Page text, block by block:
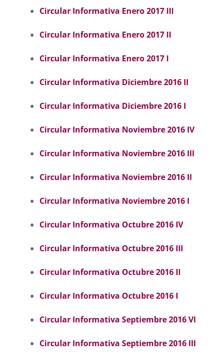
Circular Informativa Enero 2017 III
Circular Informativa Enero 2017 II
Circular Informativa Enero 2017 I
Circular Informativa Diciembre 2016 II
Circular Informativa Diciembre 2016 I
Circular Informativa Noviembre 2016 IV
Circular Informativa Noviembre 2016 III
Circular Informativa Noviembre 2016 II
Circular Informativa Noviembre 2016 I
Circular Informativa Octubre 2016 IV
Circular Informativa Octubre 2016 III
Circular Informativa Octubre 2016 II
Circular Informativa Octubre 2016 I
Circular Informativa Septiembre 2016 VI
Circular Informativa Septiembre 2016 III